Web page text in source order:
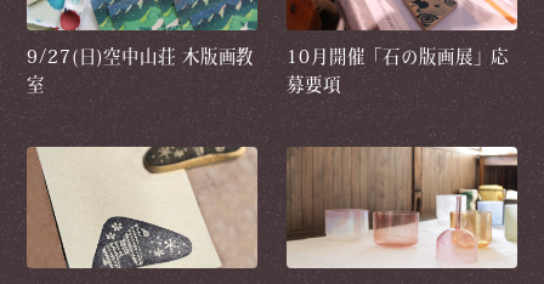
9/27(日)空中山荘 木版画教
室
10月開催「石の版画展」応
募要項